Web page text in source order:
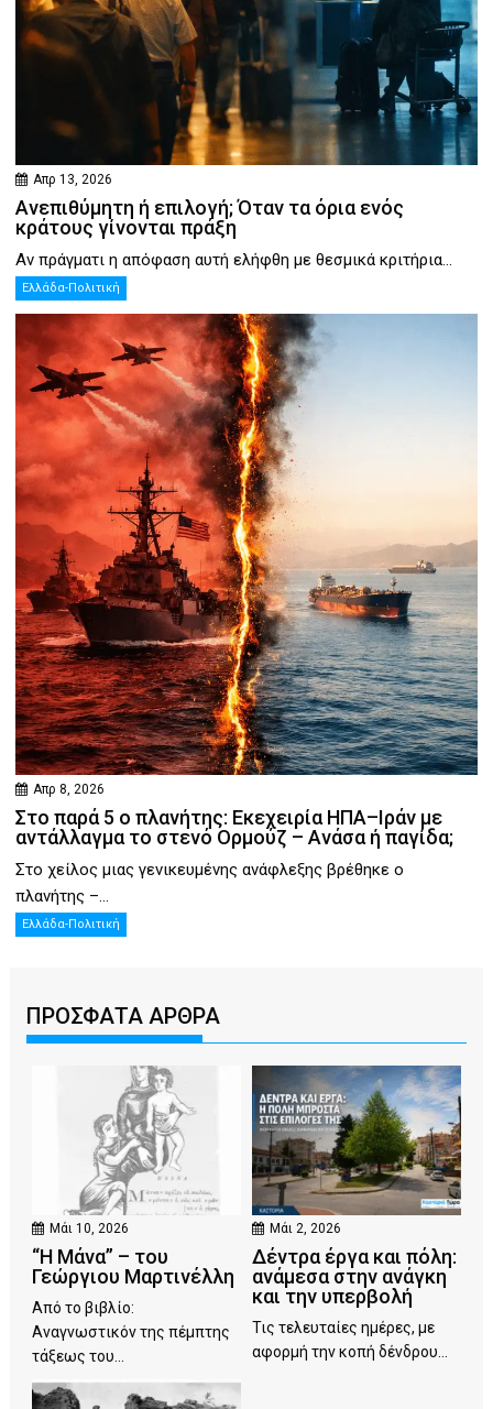
Απρ 13, 2026
Ανεπιθύμητη ή επιλογή; Όταν τα όρια ενός
κράτους γίνονται πράξη
Αν πράγματι η απόφαση αυτή ελήφθη με θεσμικά κριτήρια...
Ελλάδα-Πολιτική
Απρ 8, 2026
Στο παρά 5 ο πλανήτης: Εκεχειρία ΗΠΑ–Ιράν με
αντάλλαγμα το στενό Ορμούζ – Ανάσα ή παγίδα;
Στο χείλος μιας γενικευμένης ανάφλεξης βρέθηκε ο
πλανήτης –...
Ελλάδα-Πολιτική
ΠΡΟΣΦΑΤΑ ΑΡΘΡΑ
Μάι 10, 2026
“Η Μάνα” – του
Γεώργιου Μαρτινέλλη
Από το βιβλίο:
Αναγνωστικόν της πέμπτης
τάξεως του...
Μάι 2, 2026
Δέντρα έργα και πόλη:
ανάμεσα στην ανάγκη
και την υπερβολή
Τις τελευταίες ημέρες, με
αφορμή την κοπή δένδρου...